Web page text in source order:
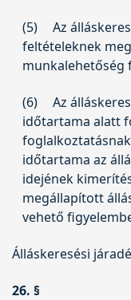
(5)
Az
feltételeknek
munkalehetőség
(6)
Az
időtartama alatt
időtartama az
idejének
megállapított
vehető
Álláskeresési
26. §